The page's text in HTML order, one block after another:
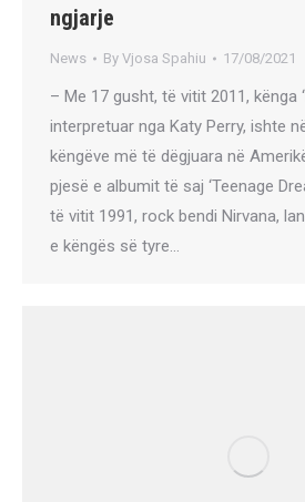
ngjarje
News By Vjosa Spahiu 17/08/2021
– Me 17 gusht, të vitit 2011, kënga
interpretuar nga Katy Perry, ishte
këngëve më të dëgjuara në
pjesë e albumit të saj ‘Teenage
të vitit 1991, rock bendi Nirvana,
e këngës së tyre…